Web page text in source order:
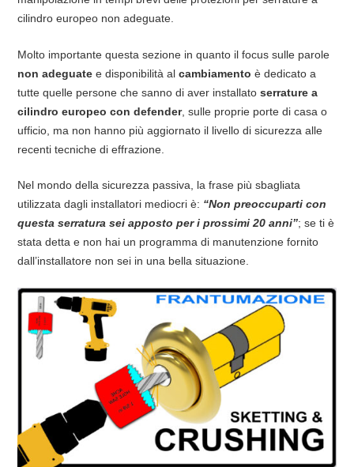
cilindro europeo non adeguate.
Molto importante questa sezione in quanto il focus sulle parole
non adeguatee disponibilità al cambiamento è dedicato a
tutte quelle persone che sanno di aver installato serrature a
cilindro europeo con defender, sulle proprie porte di casa o
ufficio, ma non hanno più aggiornato il livello di sicurezza alle
recenti tecniche di effrazione.
Nel mondo della sicurezza passiva, la frase più sbagliata
utilizzata dagli installatori mediocri è: “Non preoccuparti con
questa serratura sei apposto per i prossimi 20 anni”; se ti è
stata detta e non hai un programma di manutenzione fornito
dall’installatore non sei in una bella situazione.